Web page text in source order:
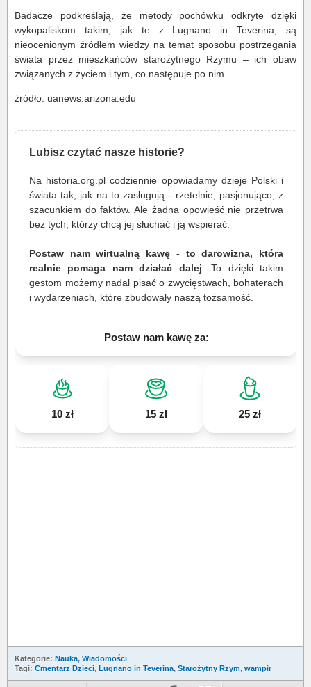
Badacze podkreślają, że metody pochówku odkryte dzięki
wykopaliskom takim, jak te z Lugnano in Teverina, są
nieocenionym źródłem wiedzy na temat sposobu postrzegania
świata przez mieszkańców starożytnego Rzymu – ich obaw
związanych z życiem i tym, co następuje po nim.
źródło: uanews.arizona.edu
Lubisz czytać nasze historie?
Na historia.org.pl codziennie opowiadamy dzieje Polski i
świata tak, jak na to zasługują - rzetelnie, pasjonująco, z
szacunkiem do faktów. Ale żadna opowieść nie przetrwa
bez tych, którzy chcą jej słuchać i ją wspierać.
Postaw nam wirtualną kawę - to darowizna, która
realnie pomaga nam działać dalej . To dzięki takim
gestom możemy nadal pisać o zwycięstwach, bohaterach
i wydarzeniach, które zbudowały naszą tożsamość.
Postaw nam kawę za:
10 zł 15 zł 25 zł
Kategorie: Nauka, Wiadomości
Tagi: Cmentarz Dzieci, Lugnano in Teverina, Starożytny Rzym, wampir